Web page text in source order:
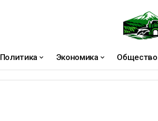
Политика Экономика Общество